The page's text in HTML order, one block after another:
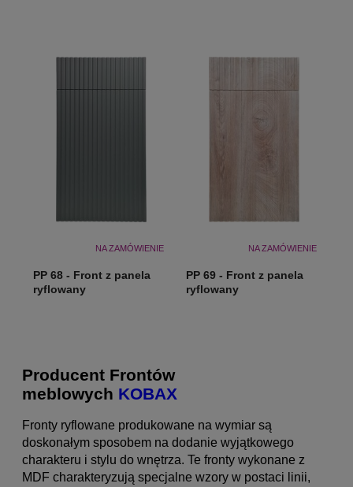
NA ZAMÓWIENIE
PP 68 - Front z panela
ryflowany
NA ZAMÓWIENIE
PP 69 - Front z panela
ryflowany
Producent Frontów
meblowych KOBAX
Fronty ryflowane produkowane na wymiar są
doskonałym sposobem na dodanie wyjątkowego
charakteru i stylu do wnętrza. Te fronty wykonane z
MDF charakteryzują specjalne wzory w postaci linii,